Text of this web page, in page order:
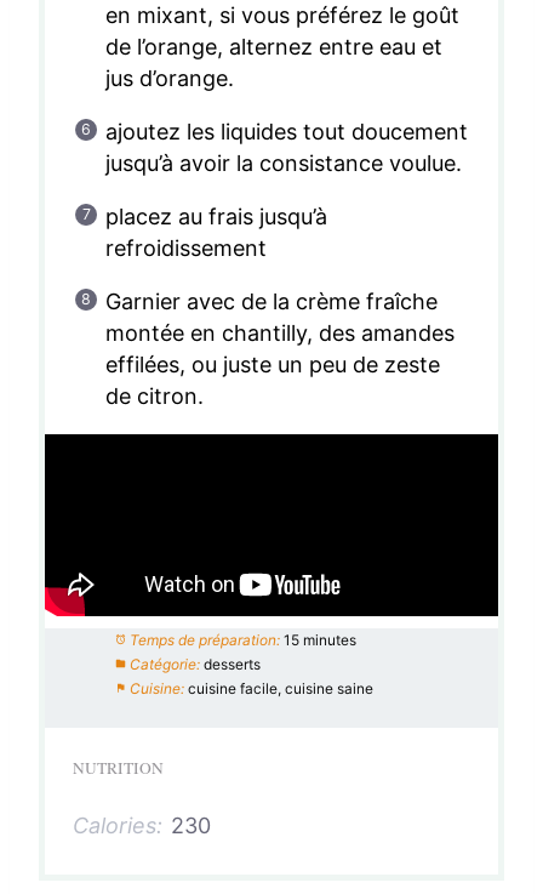
en mixant, si vous préférez le goût
de l’orange, alternez entre eau et
jus d’orange.
ajoutez les liquides tout doucement
jusqu’à avoir la consistance voulue.
placez au frais jusqu’à
refroidissement
Garnier avec de la crème fraîche
montée en chantilly, des amandes
effilées, ou juste un peu de zeste
de citron.
Temps de préparation: 15 minutes
Catégorie: desserts
Cuisine: cuisine facile, cuisine saine
NUTRITION
Calories: 230